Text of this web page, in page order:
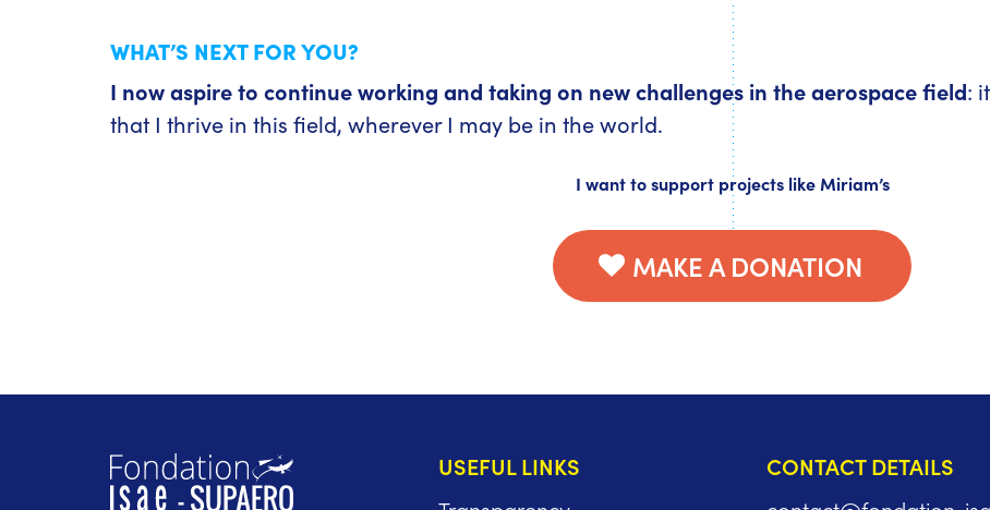
WHAT’S NEXT FOR YOU?
I now aspire to continue working and taking on new challenges in the aerospace field:
that I thrive in this field, wherever I may be in the world.
I want to support projects like Miriam’s
MAKE A DONATION
USEFUL LINKS
CONTACT DETAILS